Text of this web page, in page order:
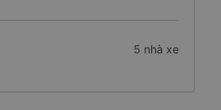
5 nhà xe